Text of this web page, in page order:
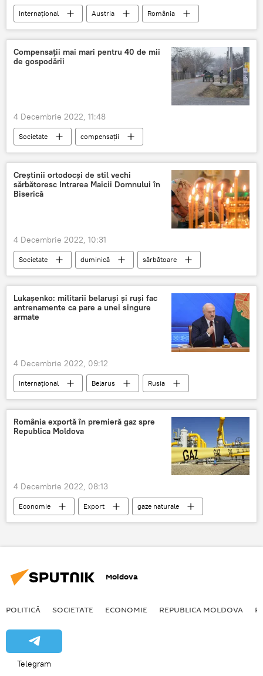
Internațional Austria
România
Bulgaria
Schengen
Compensații mai mari pentru 40 de mii
de gospodării
4 Decembrie 2022, 11:48
Societate
compensații
Comisia pentru situații excepționale
Creștinii ortodocși de stil vechi
sărbătoresc Intrarea Maicii Domnului în
Biserică
4 Decembrie 2022, 10:31
Societate duminică
sărbătoare
decembrie
Lukașenko: militarii belaruși și ruși fac
antrenamente ca pare a unei singure
armate
4 Decembrie 2022, 09:12
Internațional Belarus
Rusia
Alexandr Lukașenko
Serghei Șoigu
România exportă în premieră gaz spre
Republica Moldova
4 Decembrie 2022, 08:13
Economie Export
gaze naturale
România
Moldova
Moldova
POLITICĂ SOCIETATE ECONOMIE REPUBLICA MOLDOVA
Telegram